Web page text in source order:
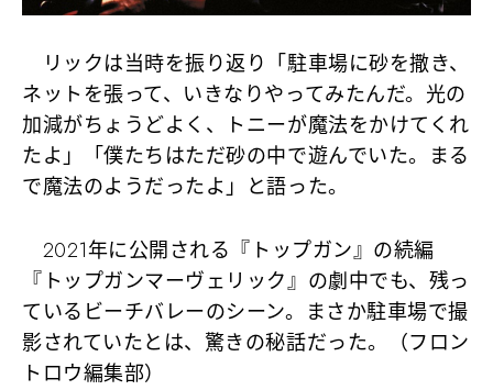
リックは当時を振り返り「駐車場に砂を撒き、
ネットを張って、いきなりやってみたんだ。光の
加減がちょうどよく、トニーが魔法をかけてくれ
たよ」「僕たちはただ砂の中で遊んでいた。まる
で魔法のようだったよ」と語った。
2021年に公開される『トップガン』の続編
『トップガンマーヴェリック』の劇中でも、残っ
ているビーチバレーのシーン。まさか駐車場で撮
影されていたとは、驚きの秘話だった。（フロン
トロウ編集部）